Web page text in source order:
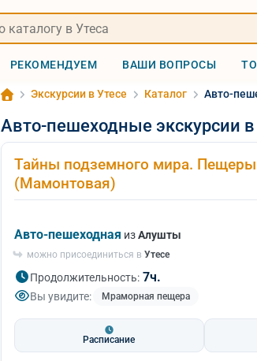
РЕКОМЕНДУЕМ ВАШИ ВОПРОСЫ
Экскурсии в Утесе Каталог Авто-
Авто-пешеходные экскурсии
Тайны подземного мира.
(Мамонтовая)
Авто-пешеходная изАлушты
можно присоединиться в Утесе
Продолжительность: 7ч.
Вы увидите: Мраморная пещера
Расписание